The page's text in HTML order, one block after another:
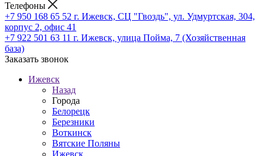
Телефоны
+7 950 168 65 52 г. Ижевск, СЦ "Гвоздь", ул. Удмуртская, 304,
корпус 2, офис 41
+7 922 501 63 11 г. Ижевск, улица Пойма, 7 (Хозяйственная
база)
Заказать звонок
Ижевск
Назад
Города
Белорецк
Березники
Воткинск
Вятские Поляны
Ижевск